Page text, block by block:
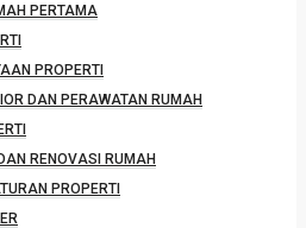
PERTAMA
PROPERTI
DAN PERAWATAN RUMAH
RENOVASI RUMAH
PROPERTI